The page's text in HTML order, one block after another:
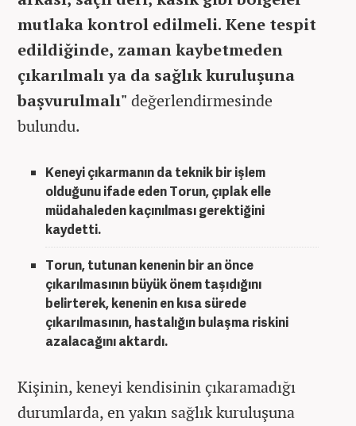
mutlaka kontrol edilmeli. Kene tespit
edildiğinde, zaman kaybetmeden
çıkarılmalı ya da sağlık kuruluşuna
başvurulmalı" değerlendirmesinde
bulundu.
Keneyi çıkarmanın da teknik bir işlem
olduğunu ifade eden Torun, çıplak elle
müdahaleden kaçınılması gerektiğini
kaydetti.
Torun, tutunan kenenin bir an önce
çıkarılmasının büyük önem taşıdığını
belirterek, kenenin en kısa sürede
çıkarılmasının, hastalığın bulaşma riskini
azalacağını aktardı.
Kişinin, keneyi kendisinin çıkaramadığı
durumlarda, en yakın sağlık kuruluşuna